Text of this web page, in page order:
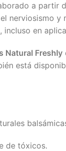
a partir
nerviosismo y
incluso en
Natural Freshly
está
de tóxicos.